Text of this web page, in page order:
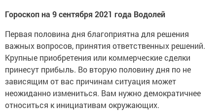
Гороскоп на 9 сентября 2021 года Водолей
Первая половина дня благоприятна для решения
важных вопросов, принятия ответственных решений.
Крупные приобретения или коммерческие сделки
принесут прибыль. Во вторую половину дня по не
зависящим от вас причинам ситуация может
неожиданно измениться. Вам нужно демократичнее
относиться к инициативам окружающих.